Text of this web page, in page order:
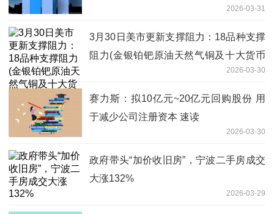
2026-03-31
3月30日美市更新支撑阻力：18品种支撑
阻力(金银铂钯原油天然气铜及十大货币
2026-03-30
赛力斯：拟10亿元~20亿元回购股份 用
于减少公司注册资本 速读
2026-03-30
政府带头“加价收旧房”，宁波二手房成交
大涨132%
2026-03-29